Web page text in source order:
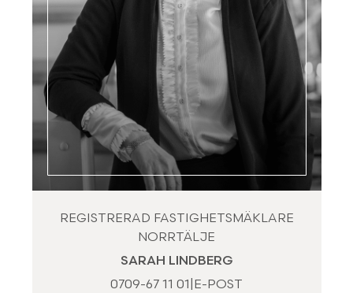
REGISTRERAD FASTIGHETSMÄKLARE
NORRTÄLJE
SARAH LINDBERG
0709-67 11 01 E-POST